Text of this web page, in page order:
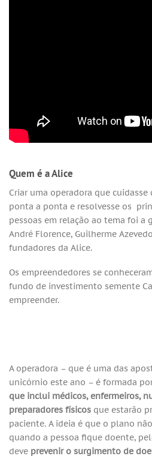
Quem é a Alice
Criar uma operadora que
ponta a ponta e resolvesse os
pessoas em relação ao tema foi a
André Florence, Guilherme
fundadores da Alice.
Os empreendedores se
fundo de investimento semente
empreender.
A operadora – que é uma das
unicórnio este ano – é formada
que inclui médicos, enfermeiros,
preparadores físicos que estarão
paciente. A ideia é que o plano
quando a pessoa fique doente,
deve prevenir o surgimento de